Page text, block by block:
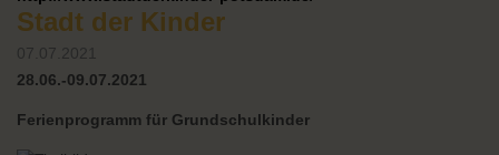
Stadt der Kinder
07.07.2021
28.06.-09.07.2021
Ferienprogramm für Grundschulkinder